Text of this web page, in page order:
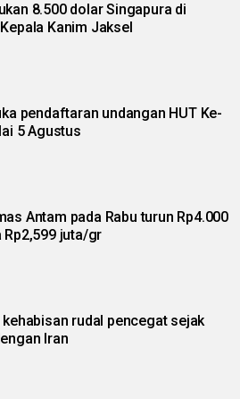
8.500 dolar Singapura di
Kanim Jaksel
pendaftaran undangan HUT Ke-
5 Agustus
Antam pada Rabu turun Rp4.000
Rp2,599 juta/gr
kehabisan rudal pencegat sejak
Iran